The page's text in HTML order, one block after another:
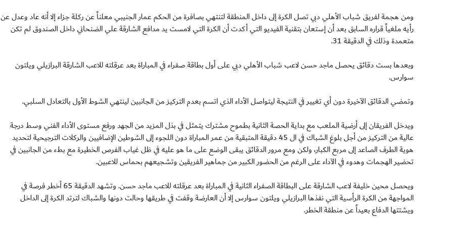
ومن هجمة لفريق شباب الأهلي دبي تصل الكرة إلى داخل المنطقة لتنتهي بصافرة من الحكم عمار الجنيبي معلناً عن ركلة جزاء إلا أنه عاد وعدل عن
رأيه ملغياً قراره السابق بعد أن إستعان بتقنية الفيديو التي أكدت أن الكرة التي لامست يد مدافع الشارقة علي الضنحاني داخل الصندوق لم تكن
متعمدة وذلك في الدقيقة 31.
وبعدها بست دقائق يحصل ماجد حسن لاعب شباب الأهلي دبي على أول بطاقة صفراء في المباراة بعد عرقلته للاعب الشارقة البرازيلي ويلتون
سوارس.
وتمضي الدقائق الآخيرة دون أي تغيير في النتيجة ليتواصل الأداء الذي اتسم بعدم التركيز من الجانبين لينتهي الشوط الأول بالتعادل السلبي.
ويدخل الفريقان إلى أرضية الملعب مع بداية الحصة الثانية بطموح مشترك يتمثل في بذل المزيد من الجهد ورفع مستوى الأداء الفني وسط درجة
عالية من التركيز من أجل بلوغ الشباك في ال 45 دقيقة المتبقية من عمر المباراة دون اللجوء إلى الشوطين الإضافيين والركلات الترجيحية لتحديد
هوية الطرف الصاعد إلى مربع الكبار، ولكن ومع مرور الدقائق يبقى الوضع على ما هو عليه في ظل غياب الفرص الخطيرة مع بطء من الجانبين في
تحضير الهجمات وهدوء في الآداء على الرغم من الحضور الكبير من جماهير الفريقين وتشجيعهم بحماس للاعبين.
ويحصل محين خليفة لاعب الشارقة على البطاقة الصفراء الثانية في المباراة بعد عرقلته للاعب ماجد حسن. وتشهد الدقيقة 65 أخطر فرصة في
المواجهة من الكرة الرأسية التي نفذها البرازيلي ويلتون سوارس إلا أن العارضة وقفت في طريقها وحالت دونها والشباك لترتد الكرة إلى الداخل
ويشتتها الدفاع بعيداً عن منطقة الخطر.